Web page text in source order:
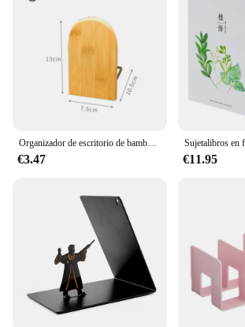
Organizador de escritorio de bambú natural, sujetalibros, extremos de libros, soporte, estante, estantería
€3.47 €11.95